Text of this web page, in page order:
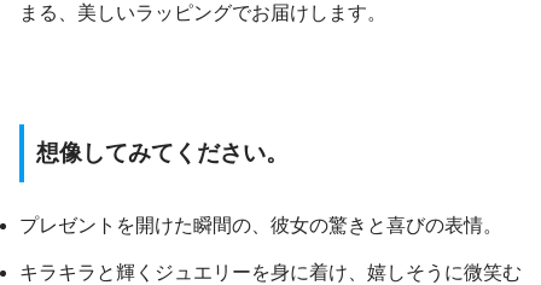
まる、美しいラッピングでお届けします。
想像してみてください。
プレゼントを開けた瞬間の、彼女の驚きと喜びの表情。
キラキラと輝くジュエリーを身に着け、嬉しそうに微笑む